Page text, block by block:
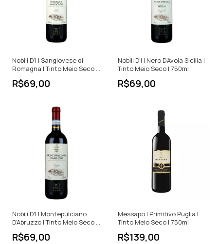
Nobili D'I | Sangiovese di
Romagna | Tinto Meio Seco |
750ml
R$69,00
Nobili D'I | Nero D'Avola Sicilia |
Tinto Meio Seco | 750ml
R$69,00
Nobili D'I | Montepulciano
D'Abruzzo | Tinto Meio Seco |
R$69,00
Messapo | Primitivo Puglia |
Tinto Meio Seco | 750ml
R$139,00